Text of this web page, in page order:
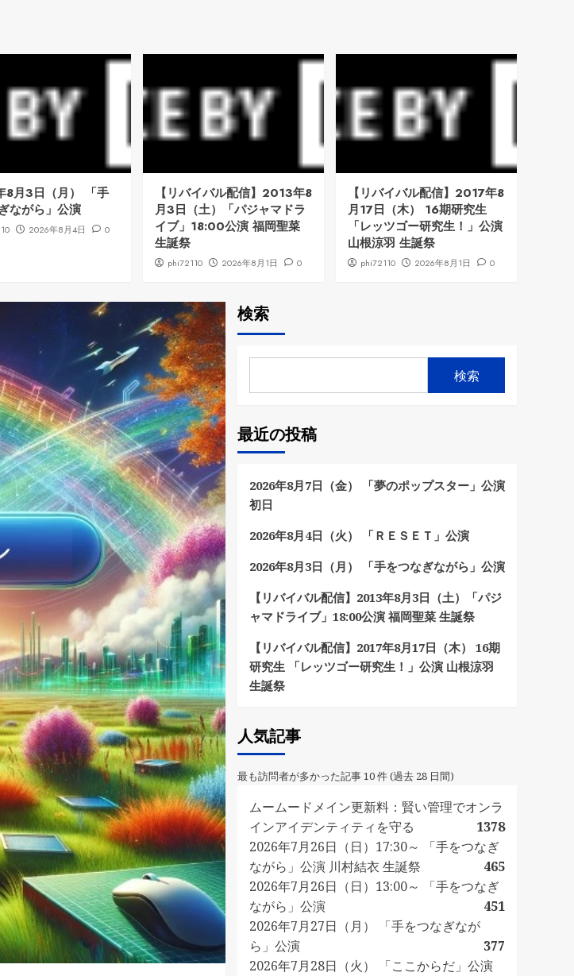
月3日（月） 「手
ながら」公演
2026年8月4日 0
【リバイバル配信】2013年8
月3日（土）「パジャマドラ
イブ」18:00公演 福岡聖菜
生誕祭
phi72110 2026年8月1日 0
【リバイバル配信】2017年8
月17日（木） 16期研究生
「レッツゴー研究生！」公演
山根涼羽 生誕祭
phi72110 2026年8月1日 0
検索
検索
最近の投稿
2026年8月7日（金） 「夢のポップスター」公演
初日
2026年8月4日（火） 「ＲＥＳＥＴ」公演
2026年8月3日（月） 「手をつなぎながら」公演
【リバイバル配信】2013年8月3日（土）「パジ
ャマドライブ」18:00公演 福岡聖菜 生誕祭
【リバイバル配信】2017年8月17日（木） 16期
研究生 「レッツゴー研究生！」公演 山根涼羽
生誕祭
人気記事
最も訪問者が多かった記事 10 件 (過去 28 日間)
ムームードメイン更新料：賢い管理でオンラ
インアイデンティティを守る
1378
2026年7月26日（日）17:30～ 「手をつなぎ
ながら」公演 川村結衣 生誕祭
465
2026年7月26日（日）13:00～ 「手をつなぎ
ながら」公演
451
2026年7月27日（月） 「手をつなぎなが
ら」公演
377
2026年7月28日（火） 「ここからだ」公演